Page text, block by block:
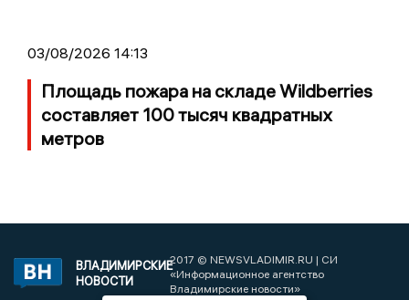
03/08/2026 14:13
Площадь пожара на складе Wildberries
составляет 100 тысяч квадратных
метров
ВЛАДИМИРСКИЕ
НОВОСТИ
2017 © NEWSVLADIMIR.RU | СИ
«Информационное агентство
Владимирские новости»